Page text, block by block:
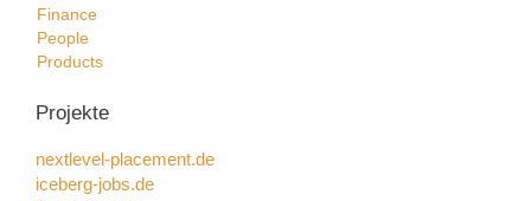
Finance
People
Products
Projekte
nextlevel-placement.de
iceberg-jobs.de